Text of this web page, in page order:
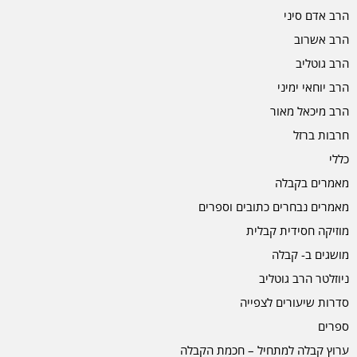
הרב אדם סיני
הרב אשרוב
הרב גוטליב
הרב יוחאי ימיני
הרב מיכאל מאור
חרבות ברזל
כללי
מאמרים בקבלה
מאמרים נבחרים כתובים וספרים
מוזיקה חסידית קבלית
מושגים ב- קבלה
ניוזלטר הרב גוטליב
סדרות שיעורים לצפייה
ספרים
ערוץ קבלה למתחיל – חכמת הקבלה